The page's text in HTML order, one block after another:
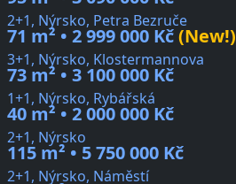
2+1, Nýrsko, Petra Bezruče
71 m² • 2 999 000 Kč(New!)
3+1, Nýrsko, Klostermannova
73 m² • 3 100 000 Kč
1+1, Nýrsko, Rybářská
40 m² • 2 000 000 Kč
2+1, Nýrsko
115 m² • 5 750 000 Kč
2+1, Nýrsko, Náměstí